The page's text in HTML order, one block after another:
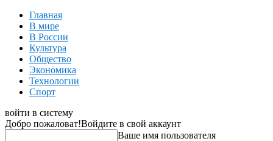
Главная
В мире
В России
Культура
Общество
Экономика
Технологии
Спорт
войти в систему
Добро пожаловат!Войдите в свой аккаунт
Ваше имя пользователя